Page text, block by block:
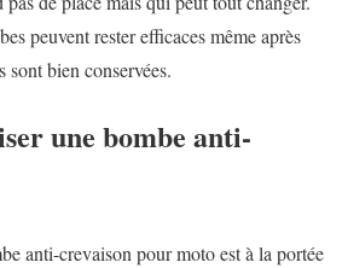
peuvent rester efficaces même après
sont bien conservées.
une bombe anti-
anti-crevaison pour moto est à la portée